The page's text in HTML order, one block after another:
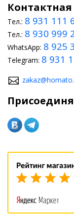
защитой от солнца,
подбирается так,
чехлами.
Тел.: 8 931 111
Тел.: 8 930 999
WhatsApp: 8 925
Telegram: 8 931